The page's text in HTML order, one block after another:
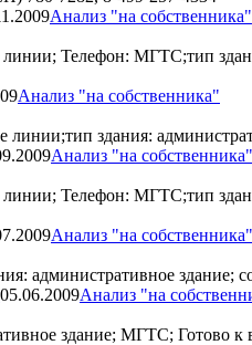
Анализ "на собственника"
Телефон: МГТС;тип
Анализ "на собственника"
линии;тип здания:
Анализ "на собственника"
Телефон: МГТС;тип
Анализ "на собственника"
административное
05.06.2009Анализ "на
здание; МГТС; Готово